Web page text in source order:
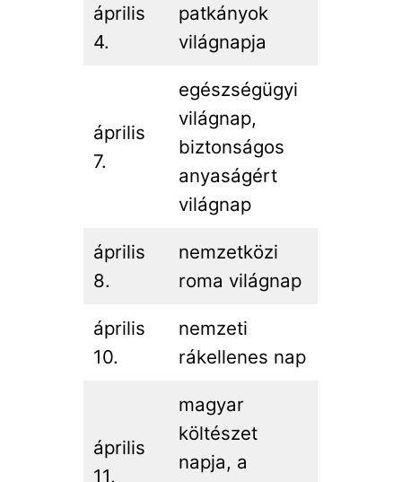
április
4.
patkányok
világnapja
április
7.
egészségügyi
világnap,
biztonságos
anyaságért
világnap
április
8.
nemzetközi
roma világnap
április
10.
nemzeti
rákellenes nap
április
11.
magyar
költészet
napja, a